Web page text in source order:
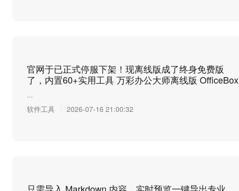
官网于已正式停服下架！现离线版成了终身免费版
了，内置60+实用工具 万彩办公大师离线版 OfficeBox
...
软件工具
2026-07-16 21:00:32